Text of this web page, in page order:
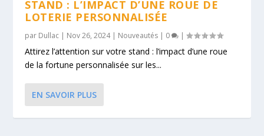
STAND : L’IMPACT D’UNE ROUE DE
LOTERIE PERSONNALISÉE
par Dullac | Nov 26, 2024| Nouveautés | 0 |
Attirez l’attention sur votre stand : l’impact d’une roue
de la fortune personnalisée sur les...
EN SAVOIR PLUS